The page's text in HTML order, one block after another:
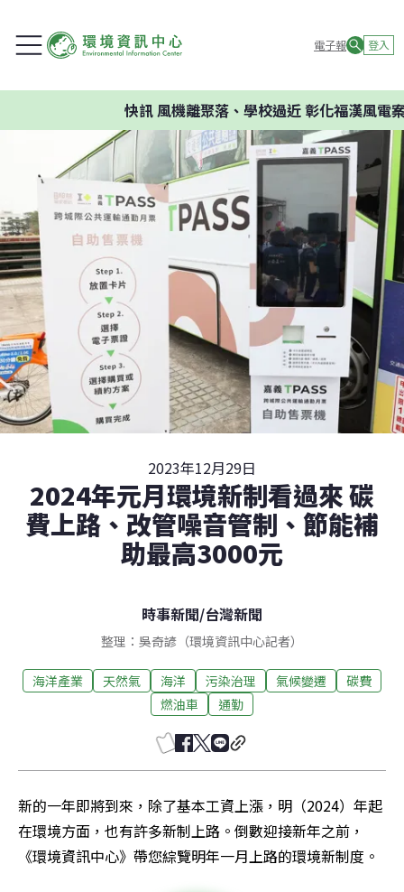
電子報 登入
風機離聚落、學校過近 彰化福漢風電案環
2023年12月29日
2024年元月環境新制看過來 碳
費上路、改管噪音管制、節能補
助最高3000元
時事新聞/台灣新聞
整理：吳奇諺（環境資訊中心記者）
海洋產業 天然氣 海洋 污染治理 氣候變遷
碳費
燃油車
通勤
新的一年即將到來，除了基本工資上漲，明（2024）年起
在環境方面，也有許多新制上路。倒數迎接新年之前，
《環境資訊中心》帶您綜覽明年一月上路的環境新制度。